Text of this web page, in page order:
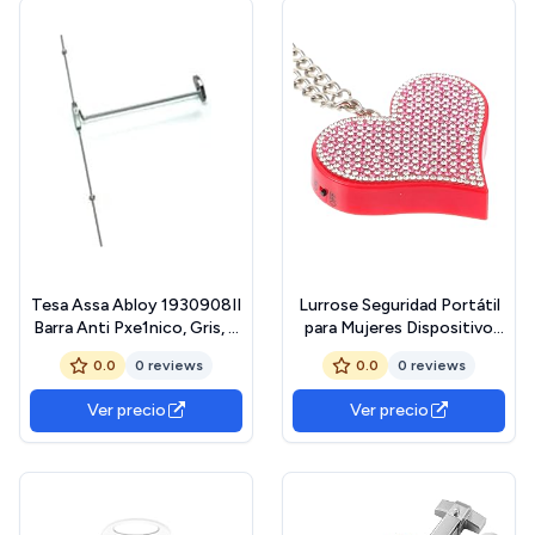
Tesa Assa Abloy 1930908II
Barra Anti Pxe1nico, Gris, 8
0.0 0 reviews
Ver precio
Lurrose Seguridad Portátil
para Mujeres Dispositivo
De con Sonido Fuerte para
Uso y Situaciones
0.0 0 reviews
Ver precio